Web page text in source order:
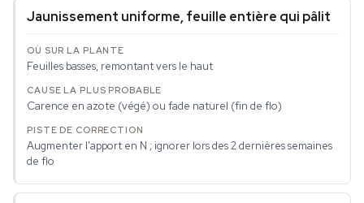
Jaunissement uniforme, feuille entière qui pâlit
Feuilles basses, remontant vers le haut
Carence en azote (végé) ou fade naturel (fin de flo)
Augmenter l'apport en N ; ignorer lors des 2 dernières semaines
de flo